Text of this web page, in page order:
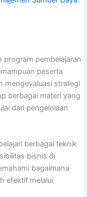
program pembelajaran
peserta
mengevaluasi strategi
berbagai materi yang
dari pengelolaan
berbagai teknik
bisnis di
bagaimana
efektif melalui